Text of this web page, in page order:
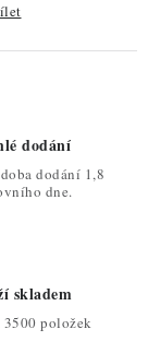
dodání
dodání 1,8
dne.
skladem
položek